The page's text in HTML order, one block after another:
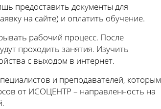
предоставить документы для
на сайте) и оплатить обучение.
рабочий процесс. После
проходить занятия. Изучить
с выходом в интернет.
и преподавателей, которым
от ИСОЦЕНТР – направленность на